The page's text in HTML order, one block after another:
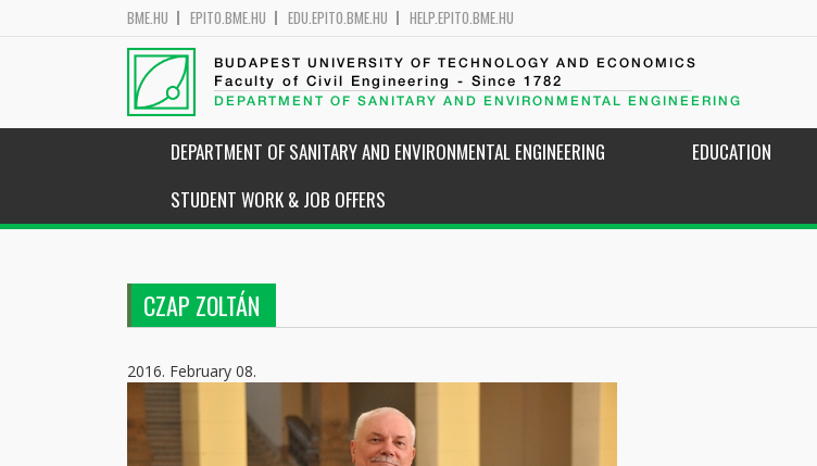
BME.HU EPITO.BME.HU EDU.EPITO.BME.HU HELP.EPITO.BME.HU
BUDAPEST UNIVERSITY OF TECHNOLOGY AND ECONOMICS
Faculty of Civil Engineering - Since 1782
DEPARTMENT OF SANITARY AND ENVIRONMENTAL ENGINEERING
DEPARTMENT OF SANITARY AND ENVIRONMENTAL ENGINEERING EDUCATION
STUDENT WORK & JOB OFFERS
CZAP ZOLTÁN
2016. February 08.